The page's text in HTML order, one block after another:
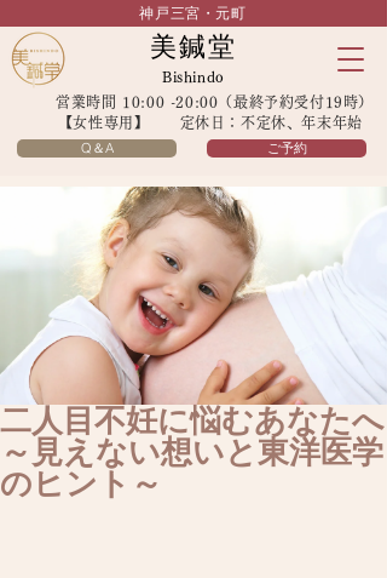
神戸三宮・元町
美鍼堂
Bishindo
営業時間 10:00 -20:00（最終予約受付19時）
【女性専用】 定休日：不定休、年末年始
Q＆A ご予約
二人目不妊に悩むあなたへ
～見えない想いと東洋医学
のヒント～